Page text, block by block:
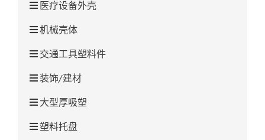
医疗设备外壳
机械壳体
交通工具塑料件
装饰/建材
大型厚吸塑
塑料托盘